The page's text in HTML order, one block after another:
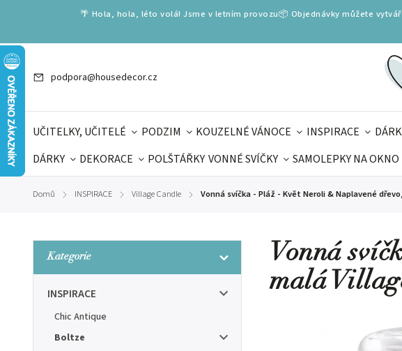
🌴 Hola, hola, léto volá! Jsme v letním provozu📦 Objednávky můžete
podpora@housedecor.cz
UČITELKY, UČITELÉ PODZIM KOUZELNÉ VÁNOCE INSPIRACE
DÁRKY
DEKORACE POLŠTÁŘKY VONNÉ SVÍČKY SAMOLEPKY NA OKNO
Domů / INSPIRACE / Village Candle / Vonná svíčka - Pláž - Květ Neroli & Naplavené
Kategorie
INSPIRACE
Chic Antique
Boltze
Vonná
malá